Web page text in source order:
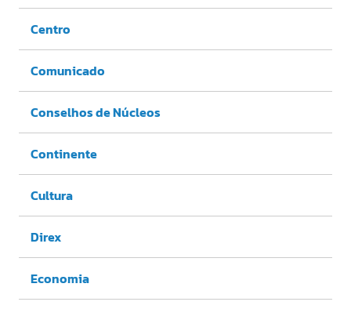
Centro
Comunicado
Conselhos de Núcleos
Continente
Cultura
Direx
Economia